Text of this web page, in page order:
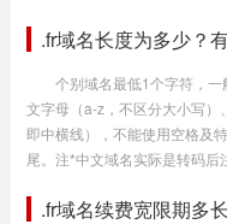
.fr域名长度为多少？
个别域名最低1个字符，
文字母（a-z，不区分大小写）
即中横线），不能使用空格及
尾。注*中文域名实际是转码后
.fr域名续费宽限期多